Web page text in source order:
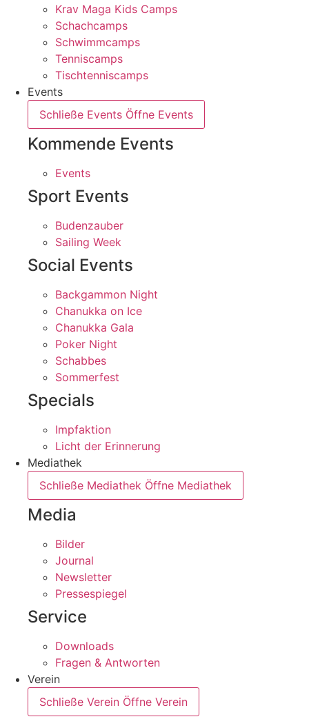
Krav Maga Kids Camps
Schachcamps
Schwimmcamps
Tenniscamps
Tischtenniscamps
Events
Schließe Events Öffne Events
Kommende Events
Events
Sport Events
Budenzauber
Sailing Week
Social Events
Backgammon Night
Chanukka on Ice
Chanukka Gala
Poker Night
Schabbes
Sommerfest
Specials
Impfaktion
Licht der Erinnerung
Mediathek
Schließe Mediathek Öffne Mediathek
Media
Bilder
Journal
Newsletter
Pressespiegel
Service
Downloads
Fragen & Antworten
Verein
Schließe Verein Öffne Verein